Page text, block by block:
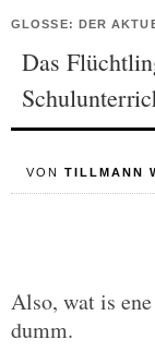
GLOSSE: DER
Das
VON TILLMANN
Also, wat is
dumm.